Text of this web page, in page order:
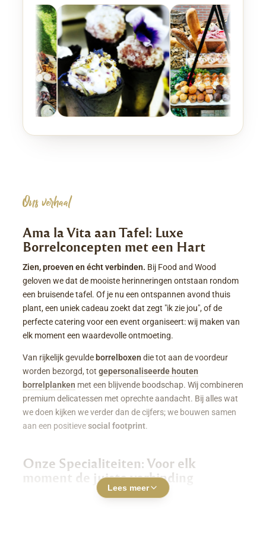
Ons verhaal
Ama la Vita aan Tafel: Luxe
Borrelconcepten met een Hart
Zien, proeven en écht verbinden. Bij Food and Wood
geloven we dat de mooiste herinneringen ontstaan rondom
een bruisende tafel. Of je nu een ontspannen avond thuis
plant, een uniek cadeau zoekt dat zegt "ik zie jou", of de
perfecte catering voor een event organiseert: wij maken van
elk moment een waardevolle ontmoeting.
Van rijkelijk gevuldeborrelboxen die tot aan de voordeur
worden bezorgd, tot gepersonaliseerde houten
borrelplanken met een blijvende boodschap. Wij combineren
premium delicatessen met oprechte aandacht. Bij alles wat
we doen kijken we verder dan de cijfers; we bouwen samen
aan een positievesocial footprint.
Onze Specialiteiten: Voor elk
moment de juiste verbinding
Luxe Borrelboxen & Borrelpakketten
Lees meer